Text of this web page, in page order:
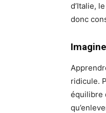
d’Italie,
donc
ridicule.
équilibre